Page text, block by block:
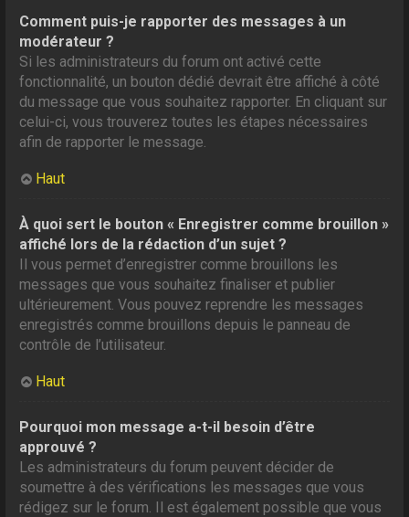
Comment puis-je rapporter des messages à un
modérateur ?
Si les administrateurs du forum ont activé cette
fonctionnalité, un bouton dédié devrait être affiché à côté
du message que vous souhaitez rapporter. En cliquant sur
celui-ci, vous trouverez toutes les étapes nécessaires
afin de rapporter le message.
Haut
À quoi sert le bouton « Enregistrer comme brouillon »
affiché lors de la rédaction d’un sujet ?
Il vous permet d’enregistrer comme brouillons les
messages que vous souhaitez finaliser et publier
ultérieurement. Vous pouvez reprendre les messages
enregistrés comme brouillons depuis le panneau de
contrôle de l’utilisateur.
Haut
Pourquoi mon message a-t-il besoin d’être
approuvé ?
Les administrateurs du forum peuvent décider de
soumettre à des vérifications les messages que vous
rédigez sur le forum. Il est également possible que vous